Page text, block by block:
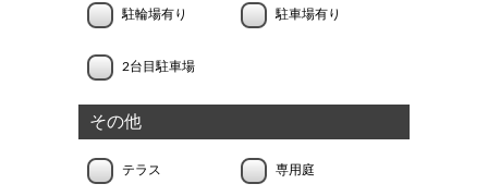
駐輪場有り 駐車場有り
2台目駐車場
その他
テラス 専用庭